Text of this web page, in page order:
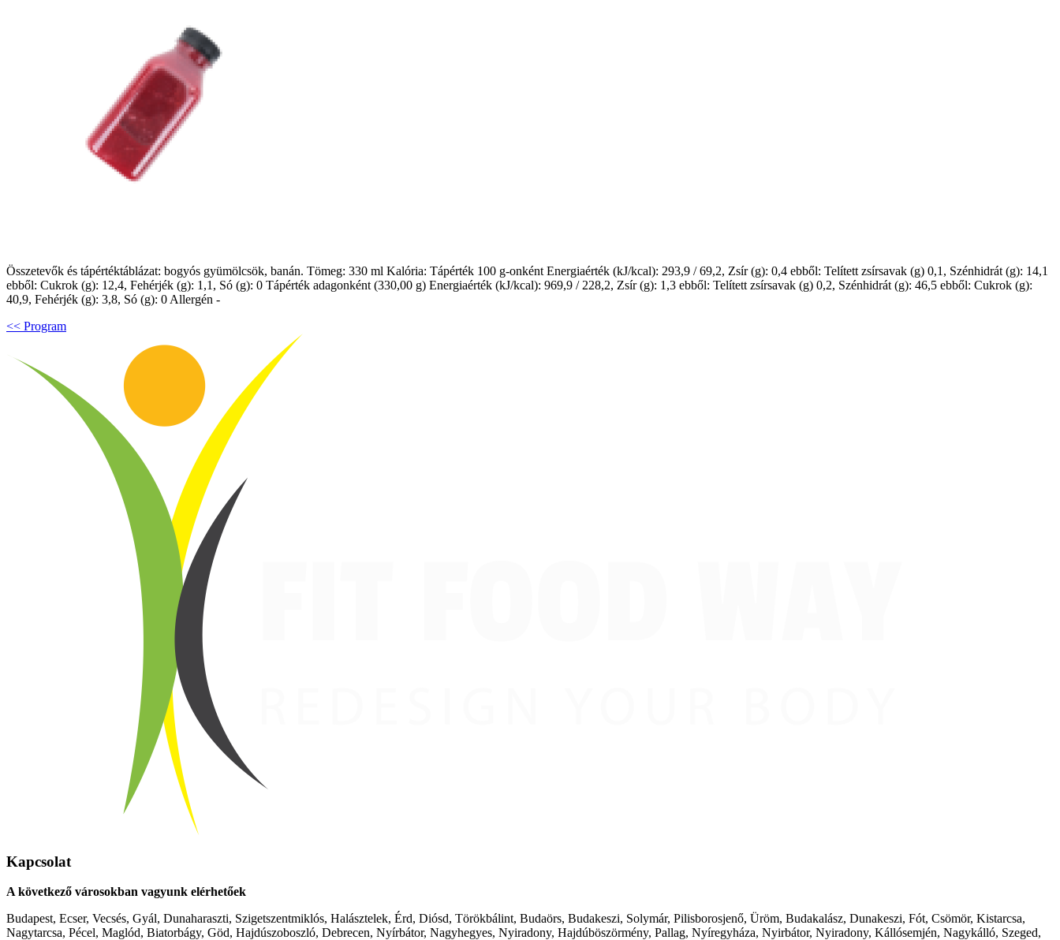
Összetevők és tápértéktáblázat: bogyós gyümölcsök, banán. Tömeg: 330 ml Kalória: Tápérték 100 g-onként Energiaérték (kJ/kcal): 293,9 / 69,2, Zsír (g): 0,4 ebből: Telített zsírsavak (g) 0,1, Szénhidrát (g): 14,1
ebből: Cukrok (g): 12,4, Fehérjék (g): 1,1, Só (g): 0 Tápérték adagonként (330,00 g) Energiaérték (kJ/kcal): 969,9 / 228,2, Zsír (g): 1,3 ebből: Telített zsírsavak (g) 0,2, Szénhidrát (g): 46,5 ebből: Cukrok (g):
40,9, Fehérjék (g): 3,8, Só (g): 0 Allergén -
<< Program
Kapcsolat
A következő városokban vagyunk elérhetőek
Budapest, Ecser, Vecsés, Gyál, Dunaharaszti, Szigetszentmiklós, Halásztelek, Érd, Diósd, Törökbálint, Budaörs, Budakeszi, Solymár, Pilisborosjenő, Üröm, Budakalász, Dunakeszi, Fót, Csömör, Kistarcsa,
Nagytarcsa, Pécel, Maglód, Biatorbágy, Göd, Hajdúszoboszló, Debrecen, Nyírbátor, Nagyhegyes, Nyiradony, Hajdúböszörmény, Pallag, Nyíregyháza, Nyirbátor, Nyiradony, Kállósemjén, Nagykálló, Szeged,